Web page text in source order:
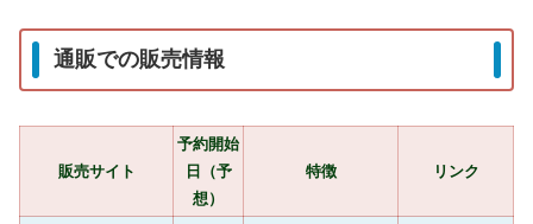
通販での販売情報
販売サイト
予約開始
日（予
想）
特徴 リンク